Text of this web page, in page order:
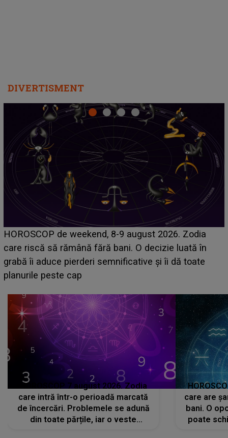
DIVERTISMENT
Emanuel a ținut ACEST DETALIU ASCUNS până
acum! În fața Alexandrei, concurentul din Casa Iubirii
face o MĂRTURISIRE NEAȘTEPTATĂ despre mama
sa: "I-am spus și ei în față, eu nu te iubesc pentru
HOROSCOP 7 august 2026. Zodia
care intră într-o perioadă marcată
de încercări. Problemele se adună
din toate părțile, iar o veste
care are
bani. O
poate